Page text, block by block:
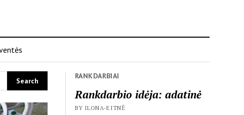
RANKDARBIAI
Rankdarbio idėja: adatinė
BY ILONA-EITNĖ